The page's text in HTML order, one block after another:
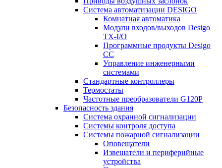
Система автоматизации DESIGO
Комнатная автоматика
Модули входов/выходов Desigo
TX-I/O
Программные продукты Desigo
CC
Управление инженерными
системами
Стандартные контроллеры
Термостаты
Частотные преобразователи G120P
Безопасность здания
Система охранной сигнализации
Системы контроля доступа
Системы пожарной сигнализации
Оповещатели
Извещатели и периферийные
устройства